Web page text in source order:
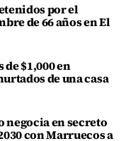
por el
de 66 años en El
$1,000 en
de una casa
en secreto
con Marruecos a